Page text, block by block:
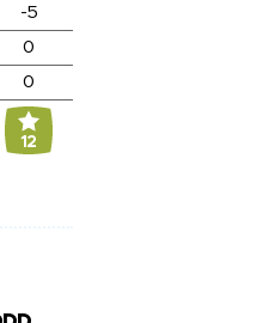
-5
0
0
12